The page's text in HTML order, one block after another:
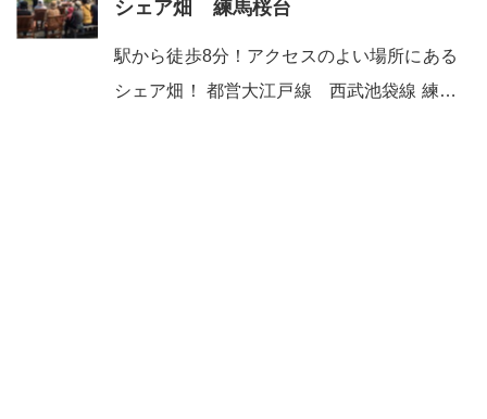
シェア畑 練馬桜台
駅から徒歩8分！アクセスのよい場所にある
シェア畑！ 都営大江戸線 西武池袋線 練…